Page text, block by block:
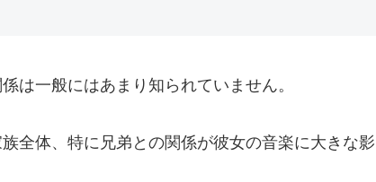
は一般にはあまり知られていません。
全体、特に兄弟との関係が彼女の音楽に大きな影